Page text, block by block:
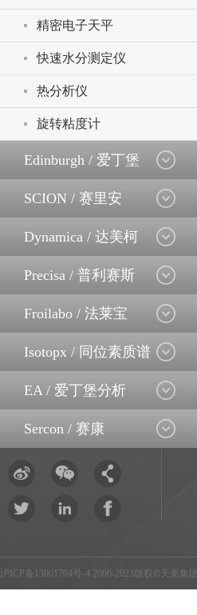
精密电子天平
快速水分测定仪
热分析仪
旋转粘度计
Edinburgh / 爱丁堡
SCION / 赛里安
Dynamica / 达美柯
Precisa / 普利赛斯
Froilabo / 法莱宝
Isotopx / 同位素质谱
EA / 爱丁堡分析
Sercon / 赛康
沪ICP备13001704号-4 2006-2023版权©天美集团